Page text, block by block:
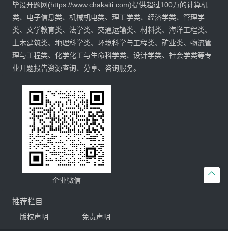

毕设开题网(https://www.chakaiti.com)提供超过100万的计算机
类、电子信息类、机械机电类、理工学类、经济学类、管理学
类、文学教育类、法学类、交通运输类、材料类、海洋工程类、
土木建筑类、地理科学类、环境科学与工程类、矿业类、物流管
理与工程类、化学化工与生命科学类、设计学类、社会学类等专
业开题报告资源查询、分享、咨询服务。
企业微信
推荐栏目
版权声明 免责声明